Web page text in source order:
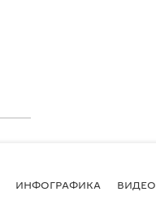
ИНФОГРАФИКА ВИДЕО